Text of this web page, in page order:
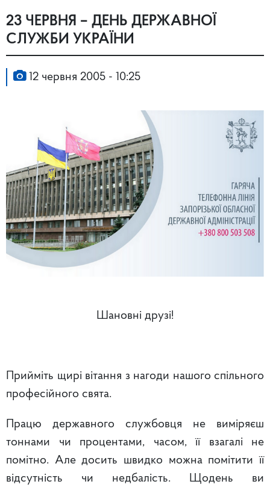
23 ЧЕРВНЯ – ДЕНЬ ДЕРЖАВНОЇ
СЛУЖБИ УКРАЇНИ
12 червня 2005 - 10:25
Шановні друзі!
Прийміть щирі вітання з нагоди нашого спільного
професійного свята.
Працю державного службовця не виміряєш
тоннами чи процентами, часом, її взагалі не
помітно. Але досить швидко можна помітити її
відсутність чи недбалість. Щодень ви